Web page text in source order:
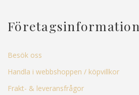
Företagsinformation
Besök oss
Handla i webbshoppen / köpvillkor
Frakt- & leveransfrågor